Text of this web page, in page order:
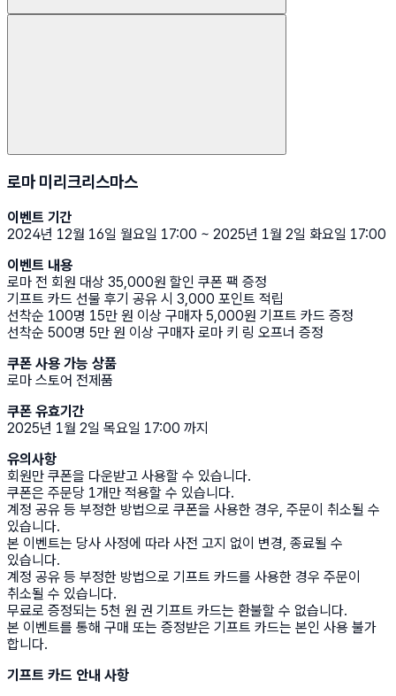
로마 미리크리스마스
이벤트 기간
2024년 12월 16일 월요일 17:00 ~ 2025년 1월 2일 화요일 17:00
이벤트 내용
로마 전 회원 대상 35,000원 할인 쿠폰 팩 증정
기프트 카드 선물 후기 공유 시 3,000 포인트 적립
선착순 100명 15만 원 이상 구매자 5,000원 기프트 카드 증정
선착순 500명 5만 원 이상 구매자 로마 키 링 오프너 증정
쿠폰 사용 가능 상품
로마 스토어 전제품
쿠폰 유효기간
2025년 1월 2일 목요일 17:00 까지
유의사항
회원만 쿠폰을 다운받고 사용할 수 있습니다.
쿠폰은 주문당 1개만 적용할 수 있습니다.
계정 공유 등 부정한 방법으로 쿠폰을 사용한 경우, 주문이 취소될 수
있습니다.
본 이벤트는 당사 사정에 따라 사전 고지 없이 변경, 종료될 수
있습니다.
계정 공유 등 부정한 방법으로 기프트 카드를 사용한 경우 주문이
취소될 수 있습니다.
무료로 증정되는 5천 원 권 기프트 카드는 환불할 수 없습니다.
본 이벤트를 통해 구매 또는 증정받은 기프트 카드는 본인 사용 불가
합니다.
기프트 카드 안내 사항